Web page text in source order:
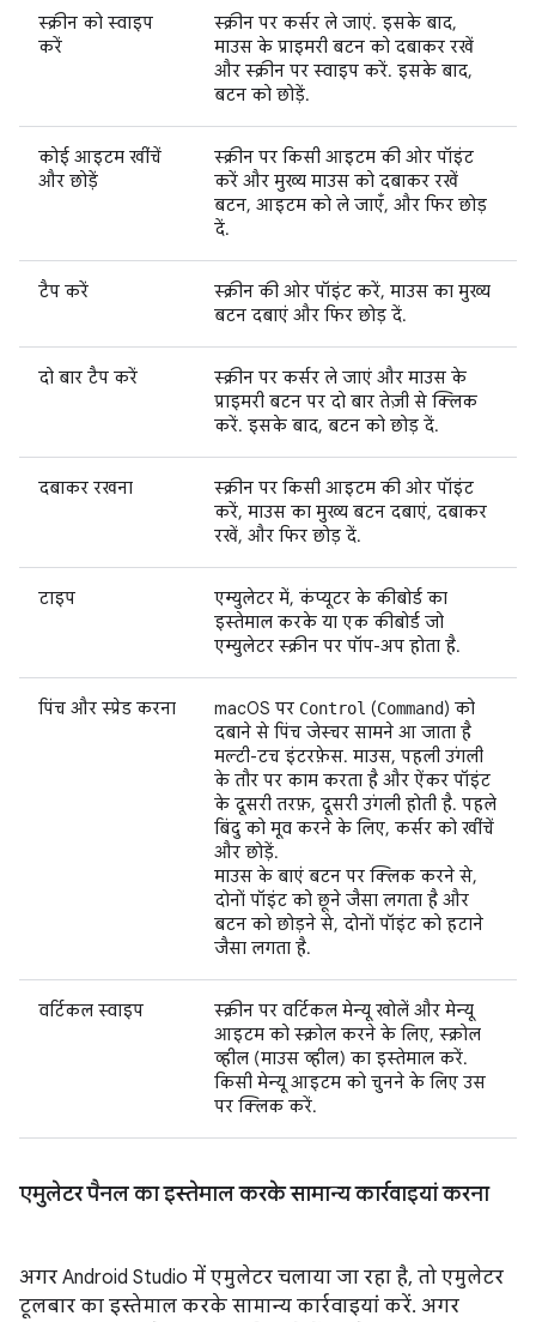
स्क्रीन को स्वाइप
करें
स्क्रीन पर कर्सर ले जाएं. इसके बाद,
माउस के प्राइमरी बटन को दबाकर रखें
और स्क्रीन पर स्वाइप करें. इसके बाद,
बटन को छोड़ें.
कोई आइटम खींचें
और छोड़ें
स्क्रीन पर किसी आइटम की ओर पॉइंट
करें और मुख्य माउस को दबाकर रखें
बटन, आइटम को ले जाएँ, और फिर छोड़
दें.
टैप करें
स्क्रीन की ओर पॉइंट करें, माउस का मुख्य
बटन दबाएं और फिर छोड़ दें.
दो बार टैप करें
स्क्रीन पर कर्सर ले जाएं और माउस के
प्राइमरी बटन पर दो बार तेज़ी से क्लिक
करें. इसके बाद, बटन को छोड़ दें.
दबाकर रखना
स्क्रीन पर किसी आइटम की ओर पॉइंट
करें, माउस का मुख्य बटन दबाएं, दबाकर
रखें, और फिर छोड़ दें.
टाइप
एम्युलेटर में, कंप्यूटर के कीबोर्ड का
इस्तेमाल करके या एक कीबोर्ड जो
एम्युलेटर स्क्रीन पर पॉप-अप होता है.
पिंच और स्प्रेड करना macOS पर Control (Command) को
दबाने से पिंच जेस्चर सामने आ जाता है
मल्टी-टच इंटरफ़ेस. माउस, पहली उंगली
के तौर पर काम करता है और ऐंकर पॉइंट
के दूसरी तरफ़, दूसरी उंगली होती है. पहले
बिंदु को मूव करने के लिए, कर्सर को खींचें
और छोड़ें.
माउस के बाएं बटन पर क्लिक करने से,
दोनों पॉइंट को छूने जैसा लगता है और
बटन को छोड़ने से, दोनों पॉइंट को हटाने
जैसा लगता है.
वर्टिकल स्वाइप
स्क्रीन पर वर्टिकल मेन्यू खोलें और मेन्यू
आइटम को स्क्रोल करने के लिए, स्क्रोल
व्हील (माउस व्हील) का इस्तेमाल करें.
किसी मेन्यू आइटम को चुनने के लिए उस
पर क्लिक करें.
एमुलेटर पैनल का इस्तेमाल करके सामान्य कार्रवाइयां करना
अगर Android Studio में एमुलेटर चलाया जा रहा है, तो एमुलेटर
टूलबार का इस्तेमाल करके सामान्य कार्रवाइयां करें. अगर